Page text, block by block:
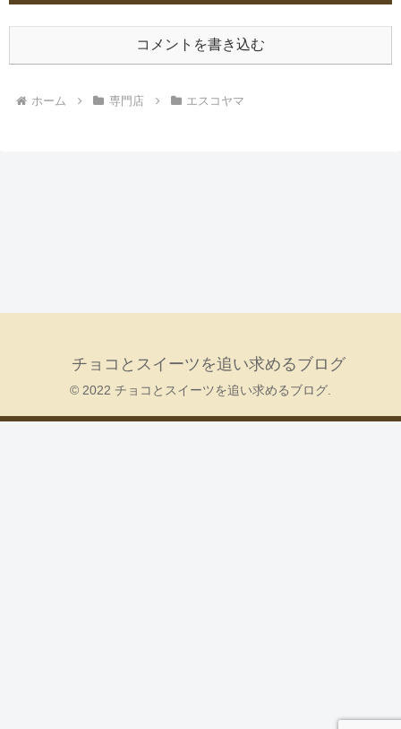
コメントを書き込む
ホーム 専門店 エスコヤマ
チョコとスイーツを追い求めるブログ
© 2022 チョコとスイーツを追い求めるブログ.